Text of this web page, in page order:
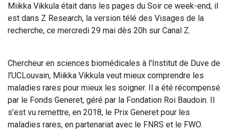
Miikka Vikkula était dans les pages du Soir ce week-end, il
est dans Z Research, la version télé des Visages de la
recherche, ce mercredi 29 mai dès 20h sur Canal Z.
Chercheur en sciences biomédicales à l'Institut de Duve de
l'UCLouvain, Miikka Vikkula veut mieux comprendre les
maladies rares pour mieux les soigner. Il a été récompensé
par le Fonds Generet, géré par la Fondation Roi Baudoin. Il
s’est vu remettre, en 2018, le Prix Generet pour les
maladies rares, en partenariat avec le FNRS et le FWO.